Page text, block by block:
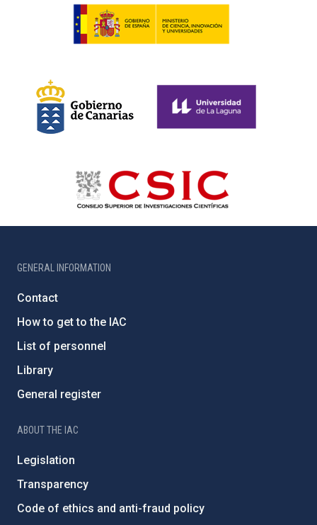
GENERAL INFORMATION
Contact
How to get to the IAC
List of personnel
Library
General register
ABOUT THE IAC
Legislation
Transparency
Code of ethics and anti-fraud policy